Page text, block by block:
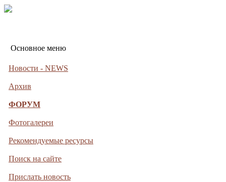
Основное меню
Новости - NEWS
Архив
ФОРУМ
Фотогалереи
Рекомендуемые ресурсы
Поиск на сайте
Прислать новость